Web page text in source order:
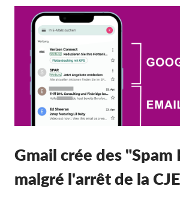
Tax
Connexion
À propos de
Rapports
FAQs
Gmail crée des "Spam
malgré l'arrêt de la